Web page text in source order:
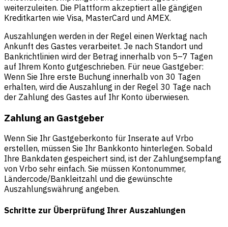
weiterzuleiten. Die Plattform akzeptiert alle gängigen
Kreditkarten wie Visa, MasterCard und AMEX.
Auszahlungen werden in der Regel einen Werktag nach
Ankunft des Gastes verarbeitet. Je nach Standort und
Bankrichtlinien wird der Betrag innerhalb von 5–7 Tagen
auf Ihrem Konto gutgeschrieben. Für neue Gastgeber:
Wenn Sie Ihre erste Buchung innerhalb von 30 Tagen
erhalten, wird die Auszahlung in der Regel 30 Tage nach
der Zahlung des Gastes auf Ihr Konto überwiesen.
Zahlung an Gastgeber
Wenn Sie Ihr Gastgeberkonto für Inserate auf Vrbo
erstellen, müssen Sie Ihr Bankkonto hinterlegen. Sobald
Ihre Bankdaten gespeichert sind, ist der Zahlungsempfang
von Vrbo sehr einfach. Sie müssen Kontonummer,
Ländercode/Bankleitzahl und die gewünschte
Auszahlungswährung angeben.
Schritte zur Überprüfung Ihrer Auszahlungen